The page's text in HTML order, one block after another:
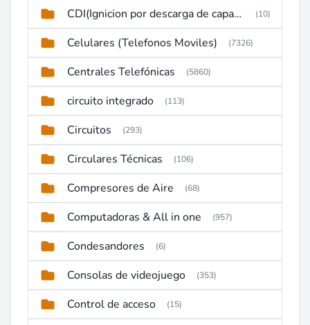
CDI(Ignicion por descarga de capacitor) (10)
Celulares (Telefonos Moviles) (7326)
Centrales Telefónicas (5860)
circuito integrado (113)
Circuitos (293)
Circulares Técnicas (106)
Compresores de Aire (68)
Computadoras & All in one (957)
Condesandores (6)
Consolas de videojuego (353)
Control de acceso (15)